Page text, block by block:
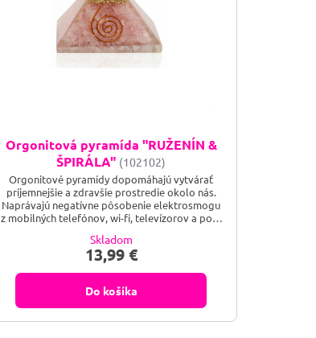
Orgonitová pyramída "RUŽENÍN &
ŠPIRÁLA" (102102)
Orgonitové pyramídy dopomáhajú vytvárať
príjemnejšie a zdravšie prostredie okolo nás.
Naprávajú negatívne pôsobenie elektrosmogu
z mobilných telefónov, wi-fi, televízorov a pod.
energie a proti účinkom elektromagnetických
vĺn, ktoré majú vplyv na naše telo. Pomáha
Skladom
13,99 €
Do košíka